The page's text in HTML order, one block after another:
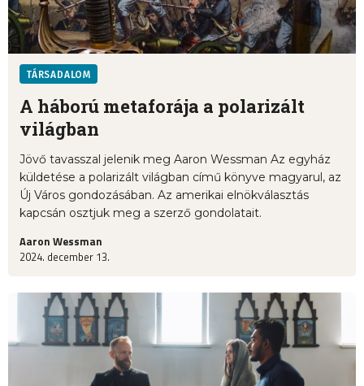
TÁRSADALOM
A háború metaforája a polarizált
világban
Jövő tavasszal jelenik meg Aaron Wessman Az egyház
küldetése a polarizált világban című könyve magyarul, az
Új Város gondozásában. Az amerikai elnökválasztás
kapcsán osztjuk meg a szerző gondolatait.
Aaron Wessman
2024. december 13.